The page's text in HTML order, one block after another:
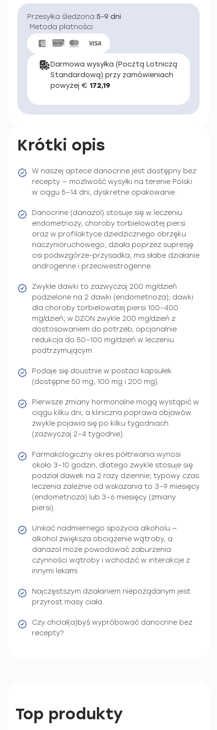
Przesyłka śledzona:5-9 dni
Metoda płatności:
Darmowa wysyłka (Pocztą Lotniczą
Standardową) przy zamówieniach
powyżej € 172,19
Krótki opis
W naszej aptece danocrine jest dostępny bez
recepty — możliwość wysyłki na terenie Polski
w ciągu 5–14 dni, dyskretne opakowanie.
Danocrine (danazol) stosuje się w leczeniu
endometriozy, choroby torbielowatej piersi
oraz w profilaktyce dziedzicznego obrzęku
naczynioruchowego; działa poprzez supresję
osi podwzgórze-przysadka, ma słabe działanie
androgenne i przeciwestrogenne.
Zwykłe dawki to zazwyczaj 200 mg/dzień
podzielone na 2 dawki (endometrioza); dawki
dla choroby torbielowatej piersi 100–400
mg/dzień; w DZON zwykle 200 mg/dzień z
dostosowaniem do potrzeb, opcjonalnie
redukcja do 50–100 mg/dzień w leczeniu
podtrzymującym.
Podaje się doustnie w postaci kapsułek
(dostępne 50 mg, 100 mg i 200 mg).
Pierwsze zmiany hormonalne mogą wystąpić w
ciągu kilku dni, a kliniczna poprawa objawów
zwykle pojawia się po kilku tygodniach
(zazwyczaj 2–4 tygodnie).
Farmakologiczny okres półtrwania wynosi
około 3–10 godzin, dlatego zwykle stosuje się
podział dawek na 2 razy dziennie; typowy czas
leczenia zależnie od wskazania to 3–9 miesięcy
(endometrioza) lub 3–6 miesięcy (zmiany
piersi).
Unikać nadmiernego spożycia alkoholu —
alkohol zwiększa obciążenie wątroby, a
danazol może powodować zaburzenia
czynności wątroby i wchodzić w interakcje z
innymi lekami.
Najczęstszym działaniem niepożądanym jest
przyrost masy ciała.
Czy chciał(a)byś wypróbować danocrine bez
recepty?
Top produkty